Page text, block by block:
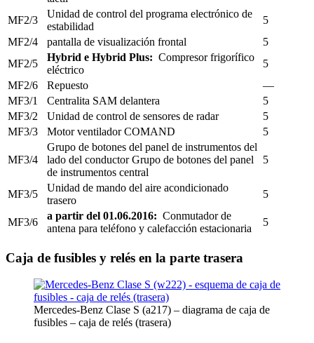
MF2/3
Unidad de control del programa electrónico de
estabilidad
5
MF2/4
pantalla de visualización frontal
5
MF2/5
Hybrid e Hybrid Plus: Compresor frigorífico
eléctrico
5
MF2/6
Repuesto
—
MF3/1
Centralita SAM delantera
5
MF3/2
Unidad de control de sensores de radar
5
MF3/3
Motor ventilador COMAND 5
MF3/4
Grupo de botones del panel de instrumentos del
lado del conductor Grupo de botones del panel
de instrumentos central
5
MF3/5
Unidad de mando del aire acondicionado
trasero
5
MF3/6
a partir del 01.06.2016: Conmutador de
antena para teléfono y calefacción estacionaria
5
Caja de fusibles y relés en la parte trasera
Mercedes-Benz Clase S (a217) – diagrama de caja de
fusibles – caja de relés (trasera)